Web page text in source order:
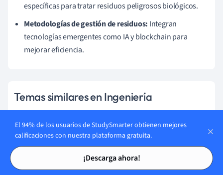
Tarjetas de estudio
Tarjetas de estudio
específicas para tratar residuos peligrosos biológicos.
Metodologías de gestión de residuos: Integran
tecnologías emergentes como IA y blockchain para
mejorar eficiencia.
Temas similares en Ingeniería
Termodinámica de Ingeniería
Ingeniería Aeroespacial
Mecánica de Fluidos en Ingeniería
El 94% de los usuarios de StudySmarter obtienen mejores
calificaciones con nuestra plataforma gratuita.
¡Descarga ahora!